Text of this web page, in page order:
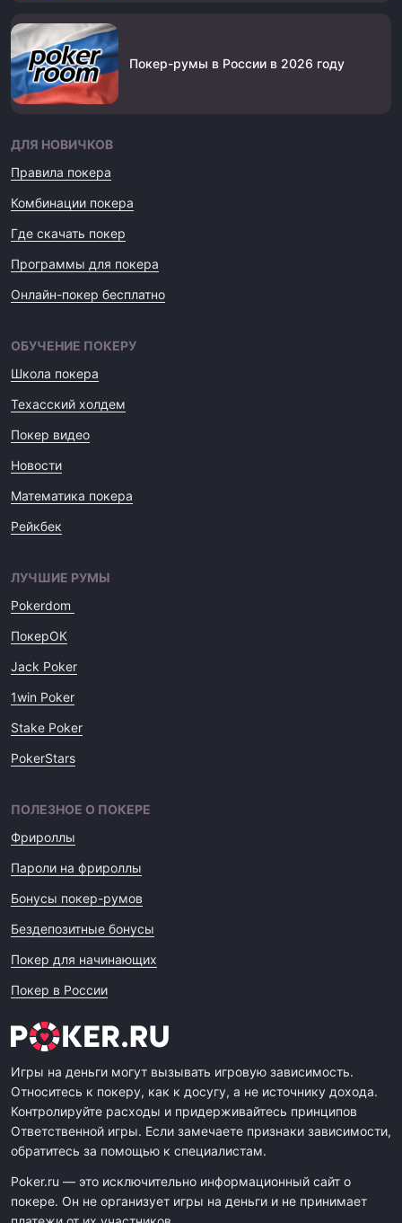
Покер-румы в России в 2026 году
ДЛЯ НОВИЧКОВ
Правила покера
Комбинации покера
Где скачать покер
Программы для покера
Онлайн-покер бесплатно
ОБУЧЕНИЕ ПОКЕРУ
Школа покера
Техасский холдем
Покер видео
Новости
Математика покера
Рейкбек
ЛУЧШИЕ РУМЫ
Pokerdom
ПокерОК
Jack Poker
1win Poker
Stake Poker
PokerStars
ПОЛЕЗНОЕ О ПОКЕРЕ
Фрироллы
Пароли на фрироллы
Бонусы покер-румов
Бездепозитные бонусы
Покер для начинающих
Покер в России
Игры на деньги могут вызывать игровую зависимость.
Относитесь к покеру, как к досугу, а не источнику дохода.
Контролируйте расходы и придерживайтесь принципов
Ответственной игры. Если замечаете признаки зависимости,
обратитесь за помощью к специалистам.
Poker.ru — это исключительно информационный сайт о
покере. Он не организует игры на деньги и не принимает